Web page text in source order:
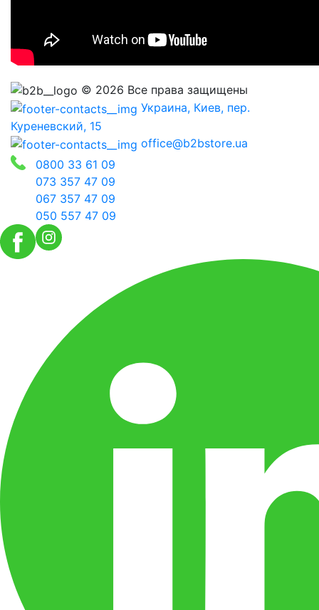
© 2026 Все права защищены
Украина, Киев, пер.
Куреневский, 15
office@b2bstore.ua
0800 33 61 09
073 357 47 09
067 357 47 09
050 557 47 09